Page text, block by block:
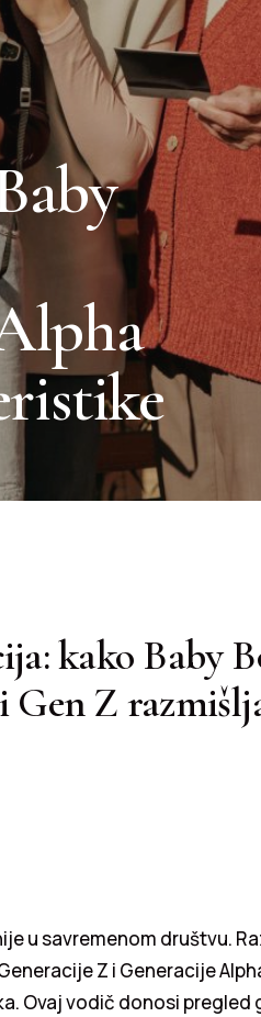
kako Baby
Z
u savremenom društvu.
Z i Generacije
Ovaj vodič donosi pregled